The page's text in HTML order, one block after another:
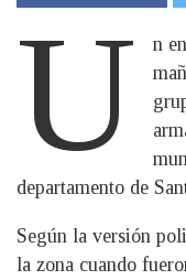
U
n
departamento de
Según la versión
la zona cuando